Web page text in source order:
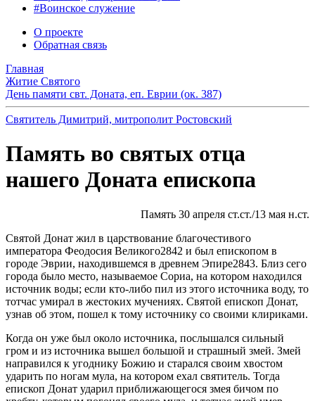
#Воинское служение
О проекте
Обратная связь
Главная
Житие Святого
День памяти свт. Доната, еп. Еврии (ок. 387)
Святитель Димитрий, митрополит Ростовский
Память во святых отца
нашего Доната епископа
Память 30 апреля ст.ст./13 мая н.ст.
Святой Донат жил в царствование благочестивого
императора Феодосия Великого2842 и был епископом в
городе Эврии, находившемся в древнем Эпире2843. Близ сего
города было место, называемое Сориа, на котором находился
источник воды; если кто-либо пил из этого источника воду, то
тотчас умирал в жестоких мучениях. Святой епископ Донат,
узнав об этом, пошел к тому источнику со своими клириками.
Когда он уже был около источника, послышался сильный
гром и из источника вышел большой и страшный змей. Змей
направился к угоднику Божию и старался своим хвостом
ударить по ногам мула, на котором ехал святитель. Тогда
епископ Донат ударил приближающегося змея бичом по